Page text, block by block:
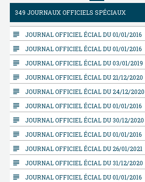
349 JOURNAUX OFFICIELS SPÉCIAUX
subject JOURNAL OFFICIEL ÉCIAL DU 01/01/2016
subject JOURNAL OFFICIEL ÉCIAL DU 01/01/2016
subject JOURNAL OFFICIEL ÉCIAL DU 03/01/2019
subject JOURNAL OFFICIEL ÉCIAL DU 21/12/2020
subject JOURNAL OFFICIEL ÉCIAL DU 24/12/2020
subject JOURNAL OFFICIEL ÉCIAL DU 01/01/2016
subject JOURNAL OFFICIEL ÉCIAL DU 30/12/2020
subject JOURNAL OFFICIEL ÉCIAL DU 01/01/2016
subject JOURNAL OFFICIEL ÉCIAL DU 26/01/2021
subject JOURNAL OFFICIEL ÉCIAL DU 31/12/2020
subject JOURNAL OFFICIEL ÉCIAL DU 01/01/2016